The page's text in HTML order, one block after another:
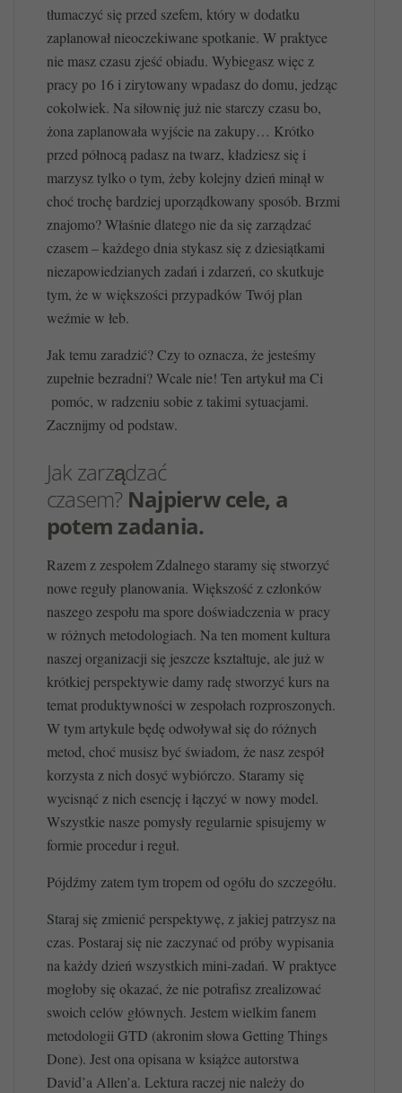
tłumaczyć się przed szefem, który w dodatku
zaplanował nieoczekiwane spotkanie. W praktyce
nie masz czasu zjeść obiadu. Wybiegasz więc z
pracy po 16 i zirytowany wpadasz do domu, jedząc
cokolwiek. Na siłownię już nie starczy czasu bo,
żona zaplanowała wyjście na zakupy… Krótko
przed północą padasz na twarz, kładziesz się i
marzysz tylko o tym, żeby kolejny dzień minął w
choć trochę bardziej uporządkowany sposób. Brzmi
znajomo? Właśnie dlatego nie da się zarządzać
czasem – każdego dnia stykasz się z dziesiątkami
niezapowiedzianych zadań i zdarzeń, co skutkuje
tym, że w większości przypadków Twój plan
weźmie w łeb.
Jak temu zaradzić? Czy to oznacza, że jesteśmy
zupełnie bezradni? Wcale nie! Ten artykuł ma Ci
pomóc, w radzeniu sobie z takimi sytuacjami.
Zacznijmy od podstaw.
Jak zarządzać
czasem? Najpierw cele, a
potem zadania.
Razem z zespołem Zdalnego staramy się stworzyć
nowe reguły planowania. Większość z członków
naszego zespołu ma spore doświadczenia w pracy
w różnych metodologiach. Na ten moment kultura
naszej organizacji się jeszcze kształtuje, ale już w
krótkiej perspektywie damy radę stworzyć kurs na
temat produktywności w zespołach rozproszonych.
W tym artykule będę odwoływał się do różnych
metod, choć musisz być świadom, że nasz zespół
korzysta z nich dosyć wybiórczo. Staramy się
wycisnąć z nich esencję i łączyć w nowy model.
Wszystkie nasze pomysły regularnie spisujemy w
formie procedur i reguł.
Pójdźmy zatem tym tropem od ogółu do szczegółu.
Staraj się zmienić perspektywę, z jakiej patrzysz na
czas. Postaraj się nie zaczynać od próby wypisania
na każdy dzień wszystkich mini-zadań. W praktyce
mogłoby się okazać, że nie potrafisz zrealizować
swoich celów głównych. Jestem wielkim fanem
metodologii GTD (akronim słowa Getting Things
Done). Jest ona opisana w książce autorstwa
David’a Allen’a. Lektura raczej nie należy do